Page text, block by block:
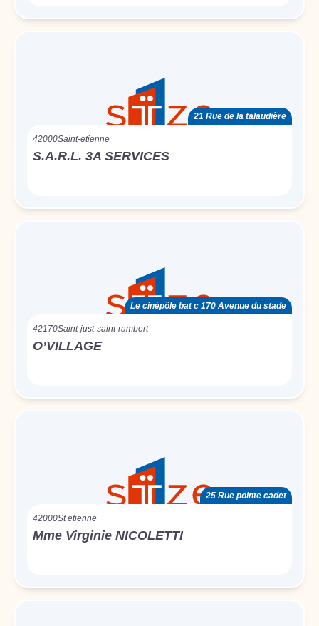
21 Rue de la talaudière
42000Saint-etienne
S.A.R.L. 3A SERVICES
Le cinépôle bat c 170 Avenue du stade
42170Saint-just-saint-rambert
O’VILLAGE
25 Rue pointe cadet
42000St etienne
Mme Virginie NICOLETTI